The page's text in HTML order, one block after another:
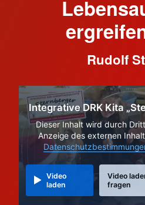
Rudolf
Integrative DRK Kita
Dieser Inhalt wird durch
Anzeige des externen
Video
laden
Video
fragen